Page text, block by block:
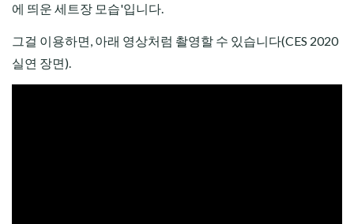
에 띄운 세트장 모습'입니다.
그걸 이용하면, 아래 영상처럼 촬영할 수 있습니다(CES 2020
실연 장면).